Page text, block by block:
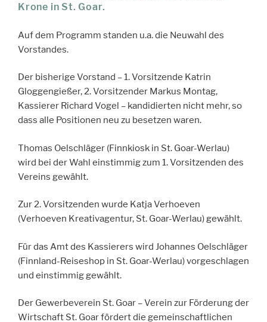
Krone in St. Goar.
Auf dem Programm standen u.a. die Neuwahl des
Vorstandes.
Der bisherige Vorstand – 1. Vorsitzende Katrin
Gloggengießer, 2. Vorsitzender Markus Montag,
Kassierer Richard Vogel – kandidierten nicht mehr, so
dass alle Positionen neu zu besetzen waren.
Thomas Oelschläger (Finnkiosk in St. Goar-Werlau)
wird bei der Wahl einstimmig zum 1. Vorsitzenden des
Vereins gewählt.
Zur 2. Vorsitzenden wurde Katja Verhoeven
(Verhoeven Kreativagentur, St. Goar-Werlau) gewählt.
Für das Amt des Kassierers wird Johannes Oelschläger
(Finnland-Reiseshop in St. Goar-Werlau) vorgeschlagen
und einstimmig gewählt.
Der Gewerbeverein St. Goar – Verein zur Förderung der
Wirtschaft St. Goar fördert die gemeinschaftlichen